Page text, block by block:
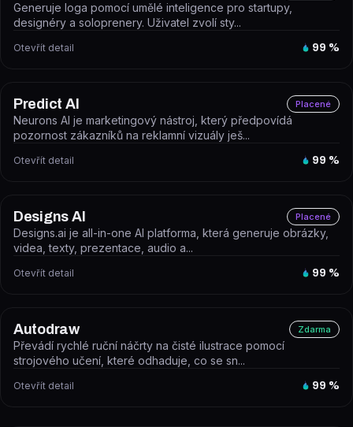
Generuje loga pomocí umělé inteligence pro startupy,
designéry a soloprenery. Uživatel zvolí sty...
Otevřít detail 99 %
Predict AI Placené
Neurons AI je marketingový nástroj, který předpovídá
pozornost zákazníků na reklamní vizuály ješ...
Otevřít detail 99 %
Designs AI Placené
Designs.ai je all-in-one AI platforma, která generuje obrázky,
videa, texty, prezentace, audio a...
Otevřít detail 99 %
Autodraw Zdarma
Převádí rychlé ruční náčrty na čisté ilustrace pomocí
strojového učení, které odhaduje, co se sn...
Otevřít detail 99 %